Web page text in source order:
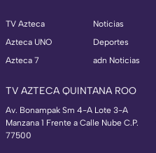
TV Azteca
Azteca UNO
Azteca 7
Noticias
Deportes
adn Noticias
TV AZTECA QUINTANA ROO
Av. Bonampak Sm 4-A Lote 3-A
Manzana 1 Frente a Calle Nube C.P.
77500